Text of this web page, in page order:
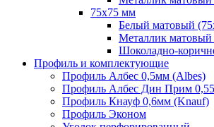
75х75 мм
Белый матовый
Металлик
Шоколадно-
Профиль и комплектующие
Профиль Албес 0,5мм (Albes)
Профиль Албес Дин Прим
Профиль Кнауф 0,6мм (Knauf)
Профиль Эконом